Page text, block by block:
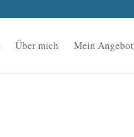
Über mich Mein Angebot